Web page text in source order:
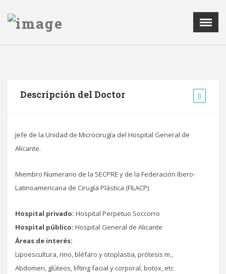
X
NOTICIAS
CONTACTAR
Descripción del Doctor
Jefe de la Unidad de Microcirugía del Hospital General de
Alicante.
Miembro Numerario de la SECPRE y de la Federación Ibero-
Latinoamericana de Cirugía Plástica (FILACP).
Hospital privado: Hospital Perpetuo Soccorro
Hospital público: Hospital General de Alicante
Áreas de interés:
Lipoescultura, rino, bléfaro y otoplastia, prótesis m.,
Abdomen, glúteos, lifting facial y corporal, botox, etc